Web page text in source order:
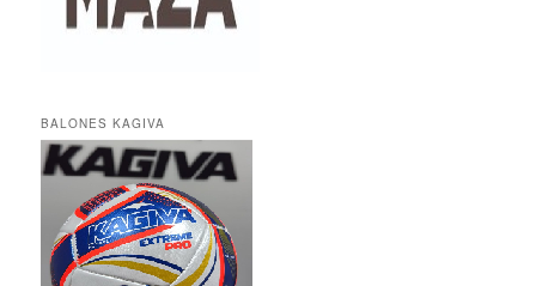
BALONES KAGIVA